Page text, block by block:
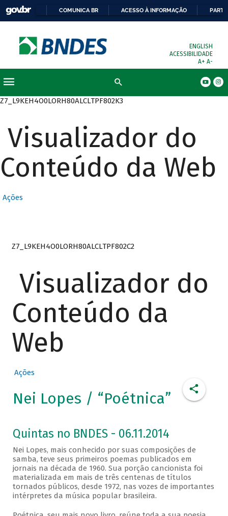
COMUNICA BR ACESSO À INFORMAÇÃO
ENGLISH
ACESSIBILIDADE
A+ A-
Z7_L9KEH4O0LORH80ALCLTPF802K3
Visualizador do
Conteúdo da Web
Ações
Z7_L9KEH4O0LORH80ALCLTPF802C2
Visualizador do
Conteúdo da
Web
Ações
Nei Lopes / “Poétnica”
Quintas no BNDES - 06.11.2014
Nei Lopes, mais conhecido por suas composições de
samba, teve seus primeiros poemas publicados em
jornais na década de 1960. Sua porção cancionista foi
materializada em mais de três centenas de títulos
tornados públicos, desde 1972, nas vozes de importantes
intérpretes da música popular brasileira.